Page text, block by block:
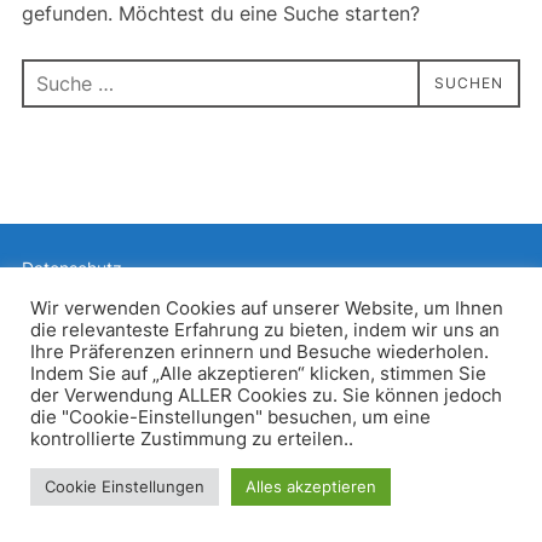
gefunden. Möchtest du eine Suche starten?
Suchen
nach:
SUCHEN
Datenschutz
Inspiro WordPress Theme von WPZOOM
Wir verwenden Cookies auf unserer Website, um Ihnen
die relevanteste Erfahrung zu bieten, indem wir uns an
Ihre Präferenzen erinnern und Besuche wiederholen.
Indem Sie auf „Alle akzeptieren“ klicken, stimmen Sie
der Verwendung ALLER Cookies zu. Sie können jedoch
die "Cookie-Einstellungen" besuchen, um eine
kontrollierte Zustimmung zu erteilen..
Cookie Einstellungen Alles akzeptieren